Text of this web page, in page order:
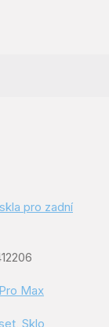
pro zadní
Max
Sklo